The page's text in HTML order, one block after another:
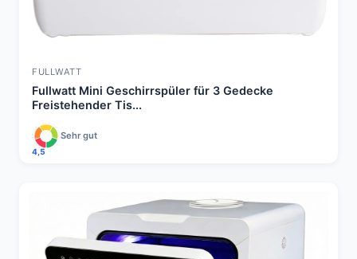
FULLWATT
Fullwatt Mini Geschirrspüler für 3 Gedecke
Freistehender Tis...
4,5
Sehr gut